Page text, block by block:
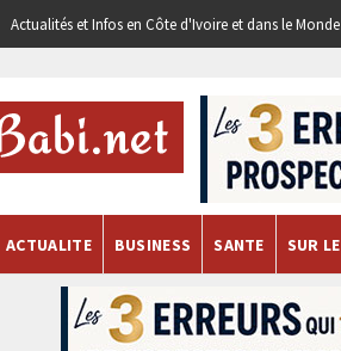
Actualités et Infos en Côte d'Ivoire et dans le Monde
ACTUALITE BUSINESS SANTE SUR